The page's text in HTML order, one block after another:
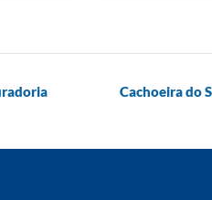
Cachoeira do